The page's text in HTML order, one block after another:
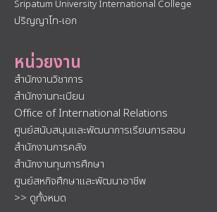
Sripatum University International College
ปริญญาโท-เอก
หน่วยงาน
สำนักงานวิชาการ
สำนักงานทะเบียน
Office of International Relations
ศูนย์สนับสนุนและพัฒนาการเรียนการสอน
สำนักงานการคลัง
สำนักงานทุนการศึกษา
ศูนย์สหกิจศึกษาและพัฒนาอาชีพ
>> ดูทั้งหมด